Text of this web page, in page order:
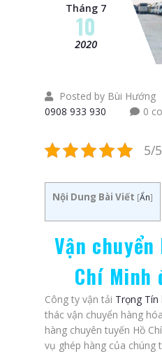
Tháng 7
10
2020
Posted by Bùi Hướng
0908 933 930
0
5/
Nội Dung Bài Viết [Ẩn]
Vận
Chí Minh
Công ty vận tải Trọng Tín
thác vận chuyển hàng
hàng chuyên tuyến Hồ
vụ ghép hàng của chúng